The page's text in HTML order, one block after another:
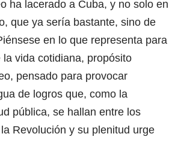
ha lacerado a Cuba, y no solo en
que ya sería bastante, sino de
en lo que representa para
vida cotidiana, propósito
pensado para provocar
de logros que, como la
pública, se hallan entre los
Revolución y su plenitud urge